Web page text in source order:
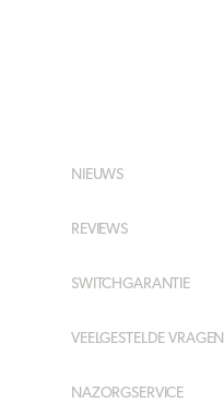
NIEUWS
REVIEWS
SWITCHGARANTIE
VEELGESTELDE VRAGEN
NAZORGSERVICE